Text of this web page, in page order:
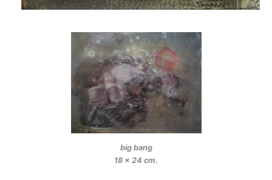
big bang
18 x 24 cm.